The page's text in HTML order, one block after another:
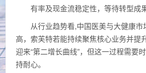
有率及现金流稳定性，等待转型成
从行业趋势看,中国医美与大健康
高，索芙特若能持续聚焦核心业务并提
迎来“第二增长曲线”，但这一过程需要
持耐心。